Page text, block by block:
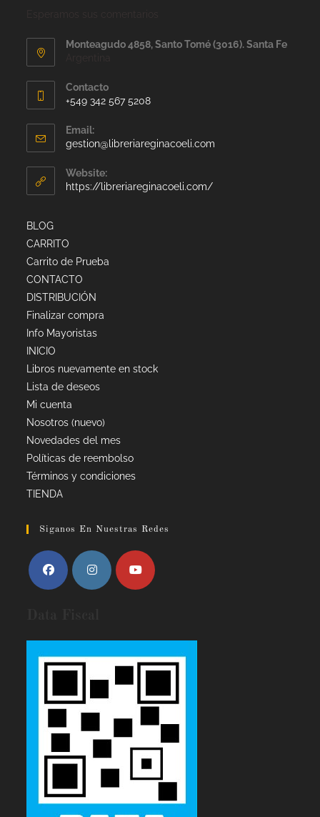
Monteagudo 4858, Santo Tomé (3016). Santa Fe
Contacto
+549 342 567 5208
Email:
gestion@libreriareginacoeli.com
Website:
https://libreriareginacoeli.com/
BLOG
CARRITO
Carrito de Prueba
CONTACTO
DISTRIBUCIÓN
Finalizar compra
Info Mayoristas
INICIO
Libros nuevamente en stock
Lista de deseos
Mi cuenta
Nosotros (nuevo)
Novedades del mes
Políticas de reembolso
Términos y condiciones
TIENDA
Siganos En Nuestras Redes